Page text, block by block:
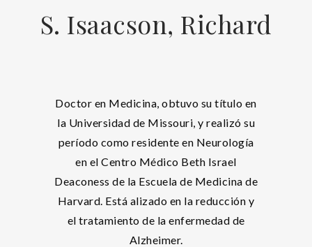
S. Isaacson, Richard
Doctor en Medicina, obtuvo su título en
la Universidad de Missouri, y realizó su
período como residente en Neurología
en el Centro Médico Beth Israel
Deaconess de la Escuela de Medicina de
Harvard. Está alizado en la reducción y
el tratamiento de la enfermedad de
Alzheimer.